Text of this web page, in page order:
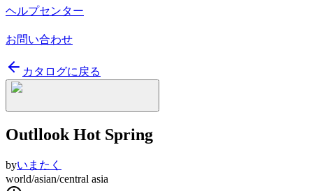
ヘルプセンター
お問い合わせ
カタログに戻る
Outllook Hot Spring
byいまたく
world/asian/central asia